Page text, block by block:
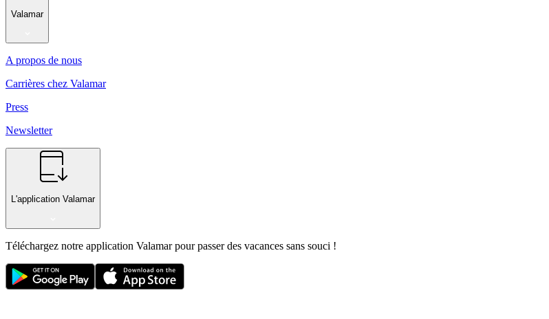
Valamar
A propos de nous
Carrières chez Valamar
Press
Newsletter
L'application Valamar
Téléchargez notre application Valamar pour passer des vacances sans souci !